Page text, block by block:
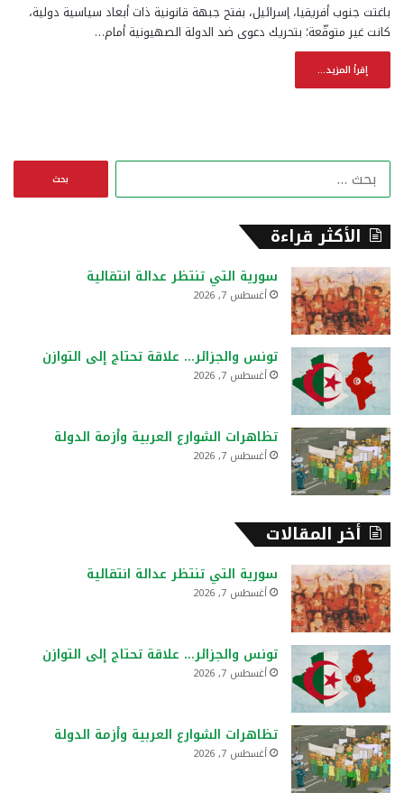
باغتت جنوب أفريقيا، إسرائيل، بفتح جبهة قانونية ذات أبعاد سياسية دولية،
كانت غير متوقّعة؛ بتحريك دعوى ضد الدولة الصهيونية أمام…
إقرأ المزيد...
ن
الأكثر قراءة
سورية التي تنتظر عدالة انتقالية
أغسطس 7, 2026
تونس والجزائر… علاقة تحتاج إلى التوازن
أغسطس 7, 2026
تظاهرات الشوارع العربية وأزمة الدولة
أغسطس 7, 2026
أخر المقالات
سورية التي تنتظر عدالة انتقالية
أغسطس 7, 2026
تونس والجزائر… علاقة تحتاج إلى التوازن
أغسطس 7, 2026
تظاهرات الشوارع العربية وأزمة الدولة
أغسطس 7, 2026